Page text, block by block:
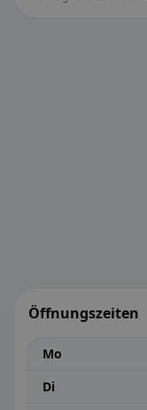
Öffnungszeiten
Mo
Di